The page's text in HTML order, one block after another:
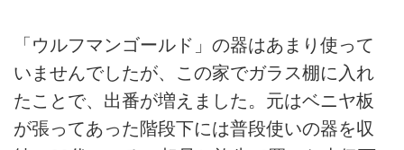
「ウルフマンゴールド」の器はあまり使って
いませんでしたが、この家でガラス棚に入れ
たことで、出番が増えました。元はベニヤ板
が張ってあった階段下には普段使いの器を収